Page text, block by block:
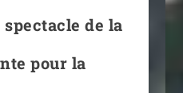
spectacle de la
pour la